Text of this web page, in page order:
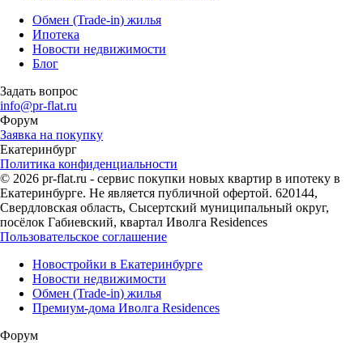
Обмен (Trade-in) жилья
Ипотека
Новости недвижимости
Блог
Задать вопрос
info@pr-flat.ru
Форум
Заявка на покупку
Екатеринбург
Политика конфиденциальности
© 2026 pr-flat.ru - сервис покупки новых квартир в ипотеку в
Екатеринбурге. Не является публичной офертой. 620144,
Свердловская область, Сысертский муниципальный округ,
посёлок Габиевский, квартал Иволга Residences
Пользовательское соглашение
Новостройки в Екатеринбурге
Новости недвижимости
Обмен (Trade-in) жилья
Премиум-дома Иволга Residences
Форум